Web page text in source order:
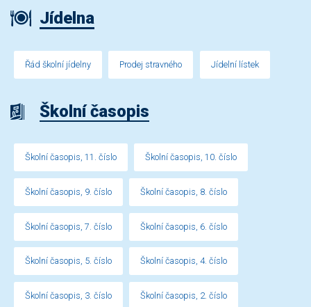
Jídelna
Řád školní jídelny Prodej stravného Jídelní lístek
Školní časopis
Školní časopis, 11. číslo Školní časopis, 10. číslo
Školní časopis, 9. číslo Školní časopis, 8. číslo
Školní časopis, 7. číslo Školní časopis, 6. číslo
Školní časopis, 5. číslo Školní časopis, 4. číslo
Školní časopis, 3. číslo Školní časopis, 2. číslo